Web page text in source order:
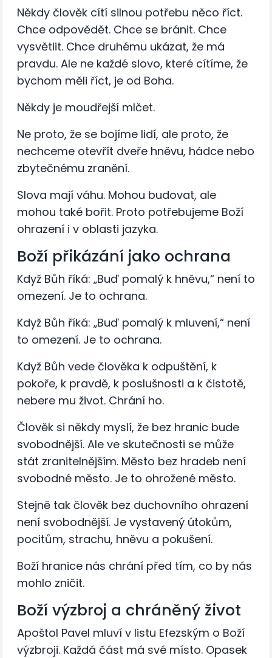
Někdy člověk cítí silnou potřebu něco říct.
Chce odpovědět. Chce se bránit. Chce
vysvětlit. Chce druhému ukázat, že má
pravdu. Ale ne každé slovo, které cítíme, že
bychom měli říct, je od Boha.
Někdy je moudřejší mlčet.
Ne proto, že se bojíme lidí, ale proto, že
nechceme otevřít dveře hněvu, hádce nebo
zbytečnému zranění.
Slova mají váhu. Mohou budovat, ale
mohou také bořit. Proto potřebujeme Boží
ohrazení i v oblasti jazyka.
Boží přikázání jako ochrana
Když Bůh říká: „Buď pomalý k hněvu,“ není to
omezení. Je to ochrana.
Když Bůh říká: „Buď pomalý k mluvení,“ není
to omezení. Je to ochrana.
Když Bůh vede člověka k odpuštění, k
pokoře, k pravdě, k poslušnosti a k čistotě,
nebere mu život. Chrání ho.
Člověk si někdy myslí, že bez hranic bude
svobodnější. Ale ve skutečnosti se může
stát zranitelnějším. Město bez hradeb není
svobodné město. Je to ohrožené město.
Stejně tak člověk bez duchovního ohrazení
není svobodnější. Je vystavený útokům,
pocitům, strachu, hněvu a pokušení.
Boží hranice nás chrání před tím, co by nás
mohlo zničit.
Boží výzbroj a chráněný život
Apoštol Pavel mluví v listu Efezským o Boží
výzbroji. Každá část má své místo. Opasek